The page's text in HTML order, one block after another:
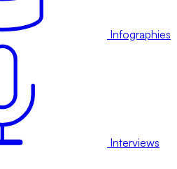
Infographies
Interviews